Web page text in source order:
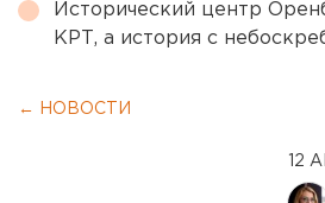
Исторический центр
КРТ, а история с
← НОВОСТИ
12